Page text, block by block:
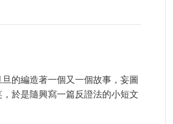
的編造著一個又一個故事，妄圖
於是隨興寫一篇反證法的小短文